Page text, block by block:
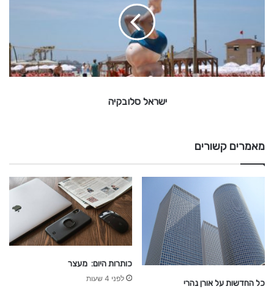
ל
ו
ב
ישראל סלובקיה
מאמרים קשורים
כל החדשות על אורן נהרי
כותרות היום: מעצר
לפני 4 שעות